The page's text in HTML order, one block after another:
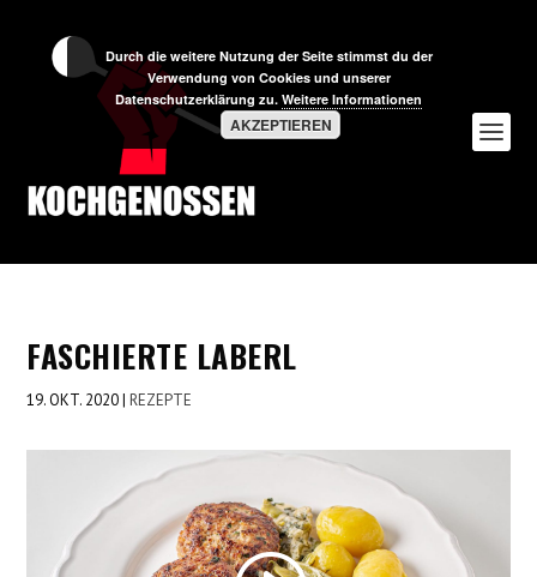
FASCHIERTE LABERL
19. OKT. 2020|REZEPTE
Durch die weitere Nutzung der Seite stimmst du der
Verwendung von Cookies und unserer
Datenschutzerklärung zu. Weitere Informationen
AKZEPTIEREN